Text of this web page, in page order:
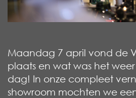
Maandag 7 april vond de
plaats en wat was het
dag! In onze compleet
showroom mochten we